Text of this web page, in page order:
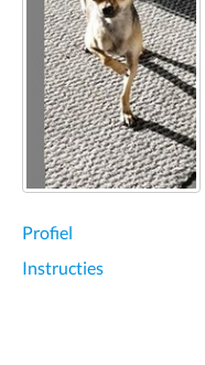
Profiel
Instructies